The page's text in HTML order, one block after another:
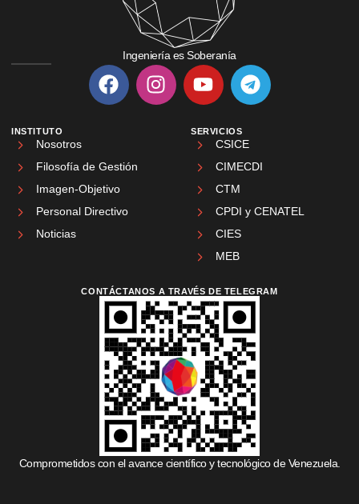
Ingeniería es Soberanía
INSTITUTO
Nosotros
Filosofía de Gestión
Imagen-Objetivo
Personal Directivo
Noticias
SERVICIOS
CSICE
CIMECDI
CTM
CPDI y CENATEL
CIES
MEB
CONTÁCTANOS A TRAVÉS DE TELEGRAM
Comprometidos con el avance científico y tecnológico de Venezuela.